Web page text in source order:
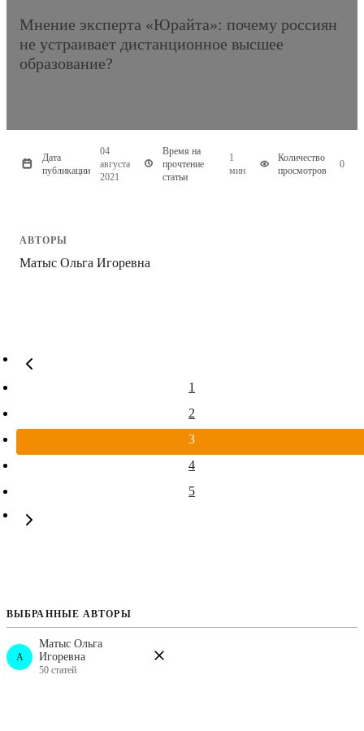
Мнение эксперта «Юрайта»: почему россиян
не устраивает дистанционное высшее
образование?
Дата
публикации
04
августа
2021
Время на
прочтение
статьи
1
мин
Количество
просмотров
0
АВТОРЫ
Матыс Ольга Игоревна
1
2
3
4
5
ВЫБРАННЫЕ АВТОРЫ
A
Матыс Ольга
Игоревна
50 статей